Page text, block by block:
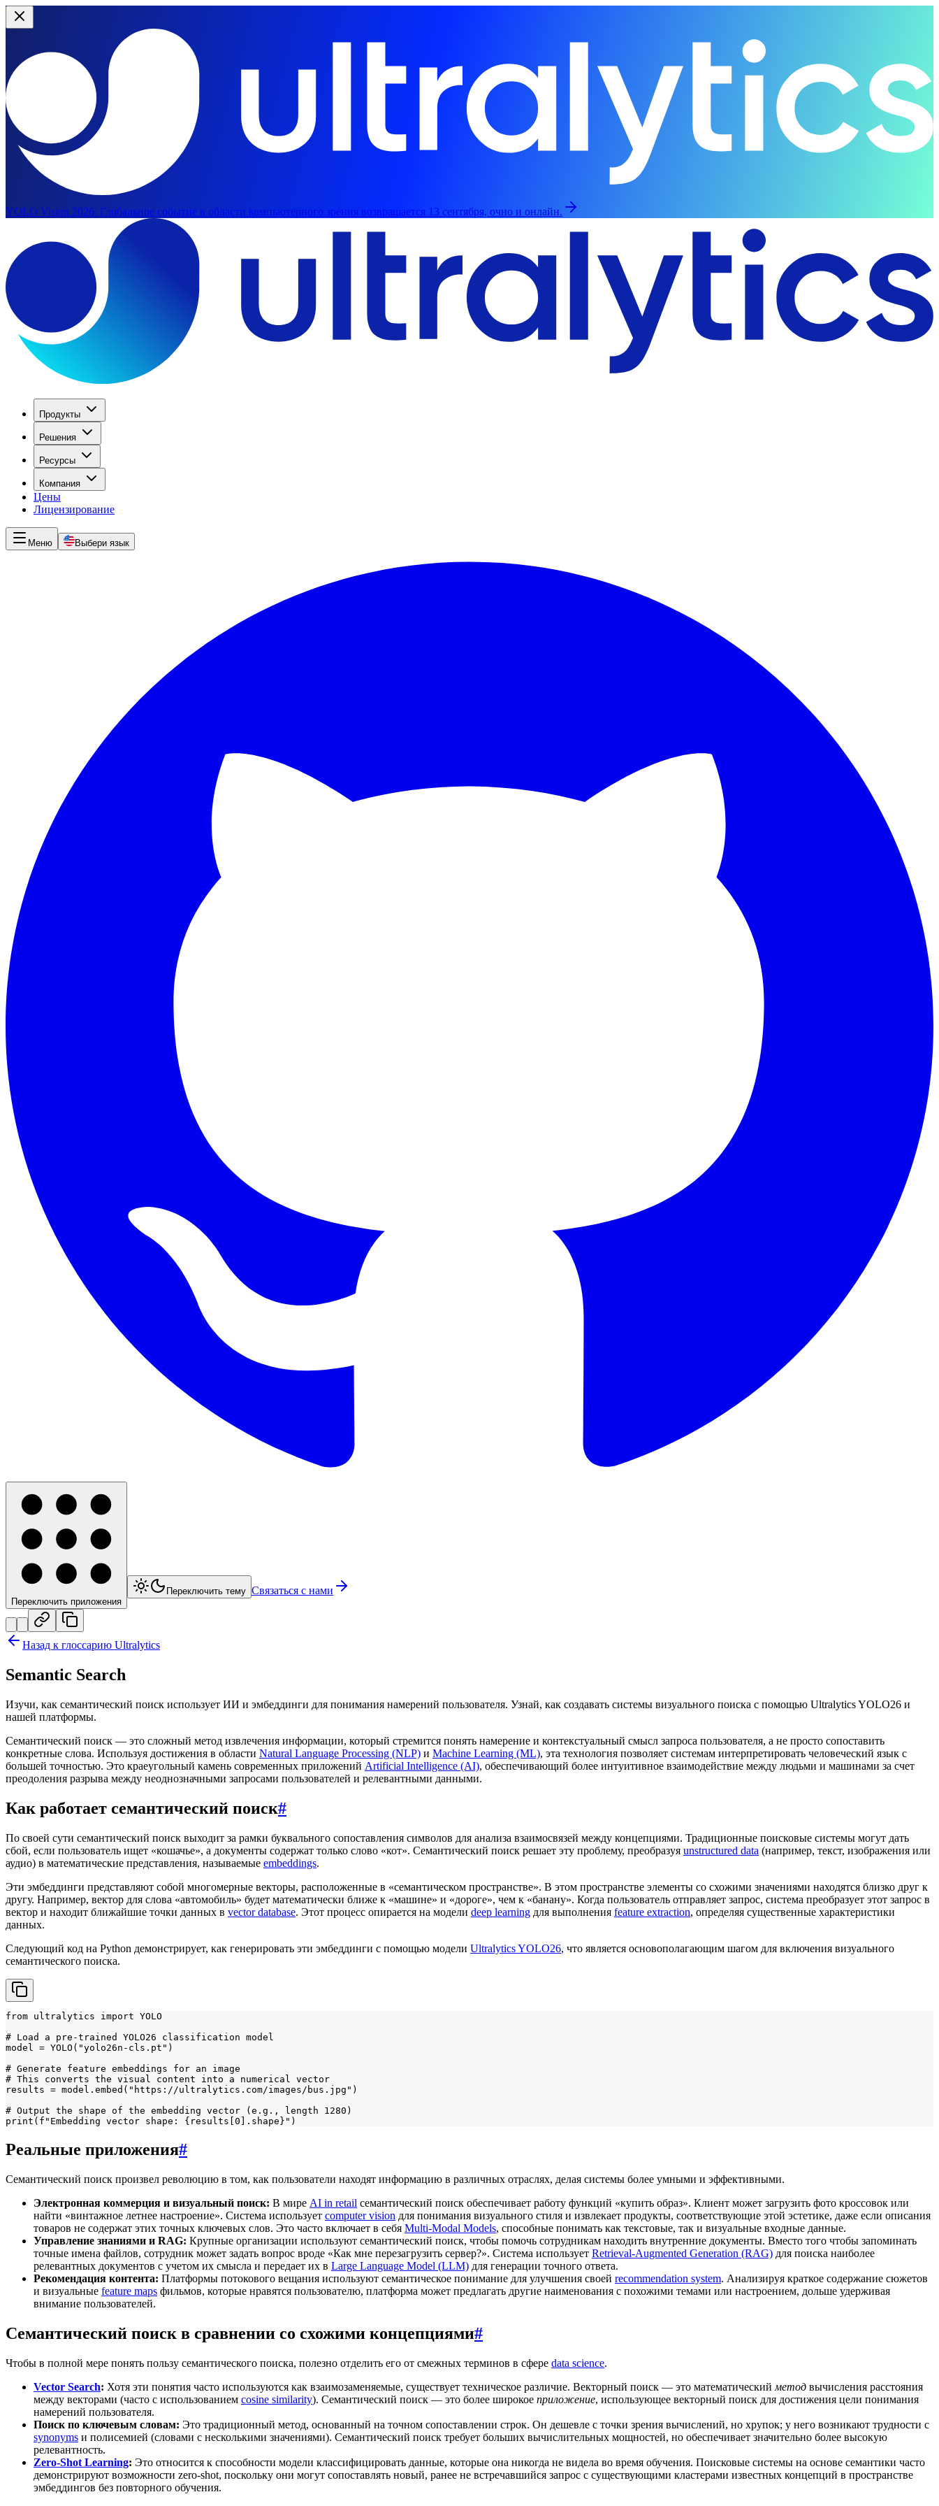
YOLO Vision 2026: Глобальное событие в области компьютерного зрения возвращается 13 сентября, очно и онлайн.
Продукты
Решения
Ресурсы
Компания
Цены
Лицензирование
Меню Выбери язык
Переключить приложения
Переключить тему Связаться с нами
Назад к глоссарию Ultralytics
Semantic Search
Изучи, как семантический поиск использует ИИ и эмбеддинги для понимания намерений пользователя. Узнай, как создавать системы визуального поиска с помощью Ultralytics YOLO26 и
нашей платформы.
Семантический поиск — это сложный метод извлечения информации, который стремится понять намерение и контекстуальный смысл запроса пользователя, а не просто сопоставить
конкретные слова. Используя достижения в области Natural Language Processing (NLP) и Machine Learning (ML), эта технология позволяет системам интерпретировать человеческий язык с
большей точностью. Это краеугольный камень современных приложений Artificial Intelligence (AI), обеспечивающий более интуитивное взаимодействие между людьми и машинами за счет
преодоления разрыва между неоднозначными запросами пользователей и релевантными данными.
Как работает семантический поиск#
По своей сути семантический поиск выходит за рамки буквального сопоставления символов для анализа взаимосвязей между концепциями. Традиционные поисковые системы могут дать
сбой, если пользователь ищет «кошачье», а документы содержат только слово «кот». Семантический поиск решает эту проблему, преобразуя unstructured data (например, текст, изображения или
аудио) в математические представления, называемые embeddings.
Эти эмбеддинги представляют собой многомерные векторы, расположенные в «семантическом пространстве». В этом пространстве элементы со схожими значениями находятся близко друг к
другу. Например, вектор для слова «автомобиль» будет математически ближе к «машине» и «дороге», чем к «банану». Когда пользователь отправляет запрос, система преобразует этот запрос в
вектор и находит ближайшие точки данных в vector database. Этот процесс опирается на модели deep learning для выполнения feature extraction, определяя существенные характеристики
данных.
Следующий код на Python демонстрирует, как генерировать эти эмбеддинги с помощью модели Ultralytics YOLO26, что является основополагающим шагом для включения визуального
семантического поиска.
from ultralytics import YOLO
# Load a pre-trained YOLO26 classification model
model = YOLO("yolo26n-cls.pt")
# Generate feature embeddings for an image
# This converts the visual content into a numerical vector
results = model.embed("https://ultralytics.com/images/bus.jpg")
# Output the shape of the embedding vector (e.g., length 1280)
print(f"Embedding vector shape: {results[0].shape}")
Реальные приложения#
Семантический поиск произвел революцию в том, как пользователи находят информацию в различных отраслях, делая системы более умными и эффективными.
Электронная коммерция и визуальный поиск: В мире AI in retail семантический поиск обеспечивает работу функций «купить образ». Клиент может загрузить фото кроссовок или
найти «винтажное летнее настроение». Система использует computer vision для понимания визуального стиля и извлекает продукты, соответствующие этой эстетике, даже если описания
товаров не содержат этих точных ключевых слов. Это часто включает в себя Multi-Modal Models, способные понимать как текстовые, так и визуальные входные данные.
Управление знаниями и RAG: Крупные организации используют семантический поиск, чтобы помочь сотрудникам находить внутренние документы. Вместо того чтобы запоминать
точные имена файлов, сотрудник может задать вопрос вроде «Как мне перезагрузить сервер?». Система использует Retrieval-Augmented Generation (RAG) для поиска наиболее
релевантных документов с учетом их смысла и передает их в Large Language Model (LLM) для генерации точного ответа.
Рекомендация контента: Платформы потокового вещания используют семантическое понимание для улучшения своей recommendation system. Анализируя краткое содержание сюжетов
и визуальные feature maps фильмов, которые нравятся пользователю, платформа может предлагать другие наименования с похожими темами или настроением, дольше удерживая
внимание пользователей.
Семантический поиск в сравнении со схожими концепциями#
Чтобы в полной мере понять пользу семантического поиска, полезно отделить его от смежных терминов в сфере data science.
Vector Search: Хотя эти понятия часто используются как взаимозаменяемые, существует техническое различие. Векторный поиск — это математический метод вычисления расстояния
между векторами (часто с использованием cosine similarity). Семантический поиск — это более широкое приложение, использующее векторный поиск для достижения цели понимания
намерений пользователя.
Поиск по ключевым словам: Это традиционный метод, основанный на точном сопоставлении строк. Он дешевле с точки зрения вычислений, но хрупок; у него возникают трудности с
synonyms и полисемией (словами с несколькими значениями). Семантический поиск требует больших вычислительных мощностей, но обеспечивает значительно более высокую
релевантность.
Zero-Shot Learning: Это относится к способности модели классифицировать данные, которые она никогда не видела во время обучения. Поисковые системы на основе семантики часто
демонстрируют возможности zero-shot, поскольку они могут сопоставлять новый, ранее не встречавшийся запрос с существующими кластерами известных концепций в пространстве
эмбеддингов без повторного обучения.